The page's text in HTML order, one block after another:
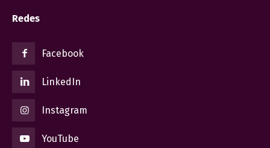
Redes
Facebook
LinkedIn
Instagram
YouTube